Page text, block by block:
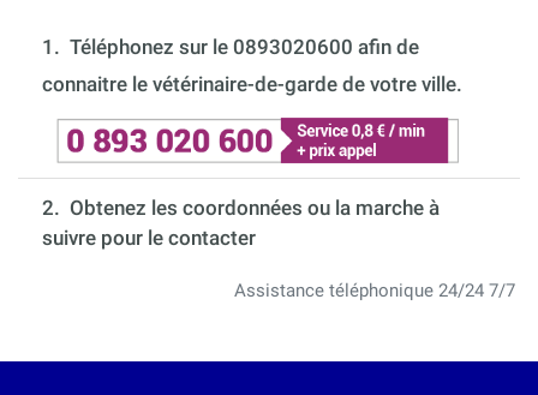
1. Téléphonez sur le 0893020600 afin de
connaitre le vétérinaire-de-garde de votre ville.
2. Obtenez les coordonnées ou la marche à
suivre pour le contacter
Assistance téléphonique 24/24 7/7